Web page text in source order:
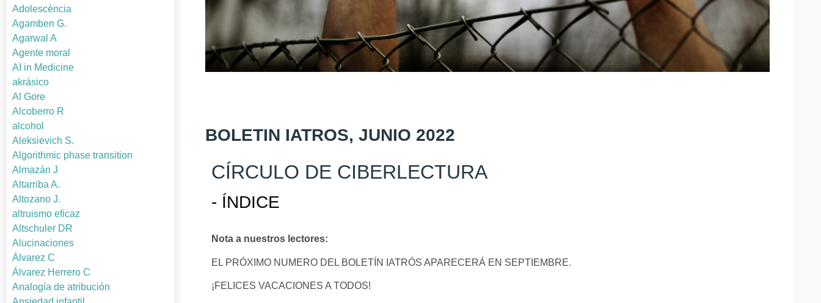
Adolescència
Agamben G.
Agarwal A
Agente moral
AI in Medicine
akrásico
Al Gore
Alcoberro R
alcohol
Aleksievich S.
Algorithmic phase transition
Almazán J
Altarriba A.
Altozano J.
altruismo eficaz
Altschuler DR
Alucinaciones
Álvarez C
Álvarez Herrero C
Analogía de atribución
BOLETIN IATROS, JUNIO 2022
CÍRCULO DE CIBERLECTURA
- ÍNDICE
Nota a nuestros lectores:
EL PRÓXIMO NUMERO DEL BOLETÍN IATRÓS APARECERÁ EN SEPTIEMBRE.
¡FELICES VACACIONES A TODOS!